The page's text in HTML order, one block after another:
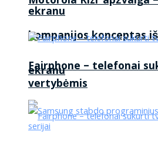
kompanijos konceptas
ekranu
ekranu
Fairphone – telefonai
vertybėmis